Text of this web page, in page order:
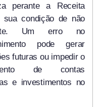
perante a Receita
sua condição de não
Um erro no
pode gerar
futuras ou impedir o
de contas
e investimentos no